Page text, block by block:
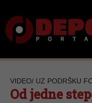
VIDEO/ UZ PODRŠKU
Od jedne